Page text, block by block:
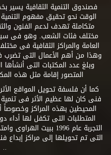
فصندوق التنمية الثقافية
الوقت نحو تحقيق مفهوم
متكاملة تهدف لدعم الفنون
مختلف فئات الشعب. وهو فى
العامة والمراكز الثقافية فى
وهذا من أهم الأعمال التى تضرب
وبلغ عدد المكتبات التى
المتصور إقامة مثل هذه
كما أن فلسفة تحويل المواقع
فنى كان لها عظيم الأثر فى
المحيطين بهذه المراكز وخصوصاً
المتطلبات التى تكفل لها أداء
التجربة عام 1996
.